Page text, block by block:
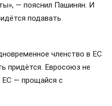
— пояснил Пашинян. И
подавать
членство в ЕС
придётся. Евросоюз не
ЕС — прощайся с